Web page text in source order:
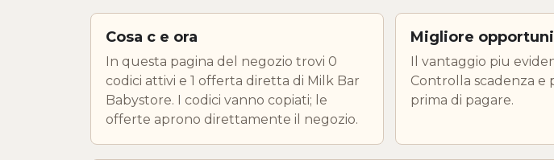
Cosa c e ora
In questa pagina del negozio trovi 0
codici attivi e 1 offerta diretta di Milk Bar
Babystore. I codici vanno copiati; le
offerte aprono direttamente il negozio.
Migliore
Il vantaggio piu
Controlla scadenza e
prima di pagare.